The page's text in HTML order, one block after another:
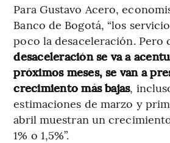
Para Gustavo Acero,
Banco de Bogotá, “los
poco la desaceleración. Pero
desaceleración se va a
próximos meses, se van a
crecimiento más bajas,
estimaciones de marzo y
abril muestran un
1% o 1,5%”.